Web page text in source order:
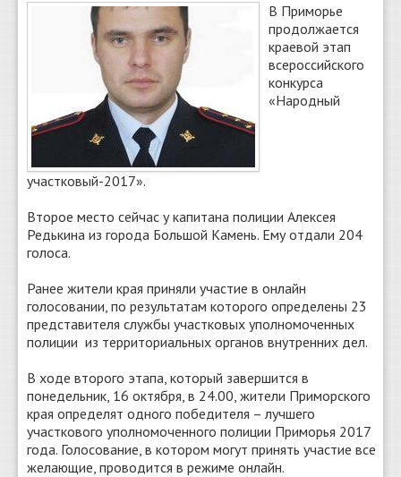
Найти
В Приморье
продолжается
краевой этап
всероссийского
конкурса
«Народный
участковый-2017».
Второе место сейчас у капитана полиции Алексея
Редькина из города Большой Камень. Ему отдали 204
голоса.
Ранее жители края приняли участие в онлайн
голосовании, по результатам которого определены 23
представителя службы участковых уполномоченных
полиции из территориальных органов внутренних дел.
В ходе второго этапа, который завершится в
понедельник, 16 октября, в 24.00, жители Приморского
края определят одного победителя – лучшего
участкового уполномоченного полиции Приморья 2017
года. Голосование, в котором могут принять участие все
желающие, проводится в режиме онлайн.